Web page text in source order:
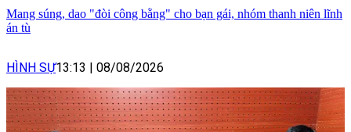
Mang súng, dao "đòi công bằng" cho bạn gái, nhóm thanh niên lĩnh
án tù
HÌNH SỰ13:13 | 08/08/2026